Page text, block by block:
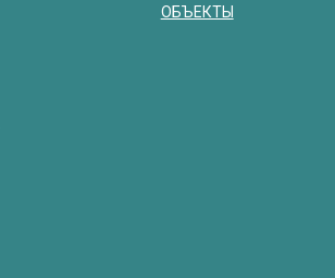
ОБЪЕКТЫ